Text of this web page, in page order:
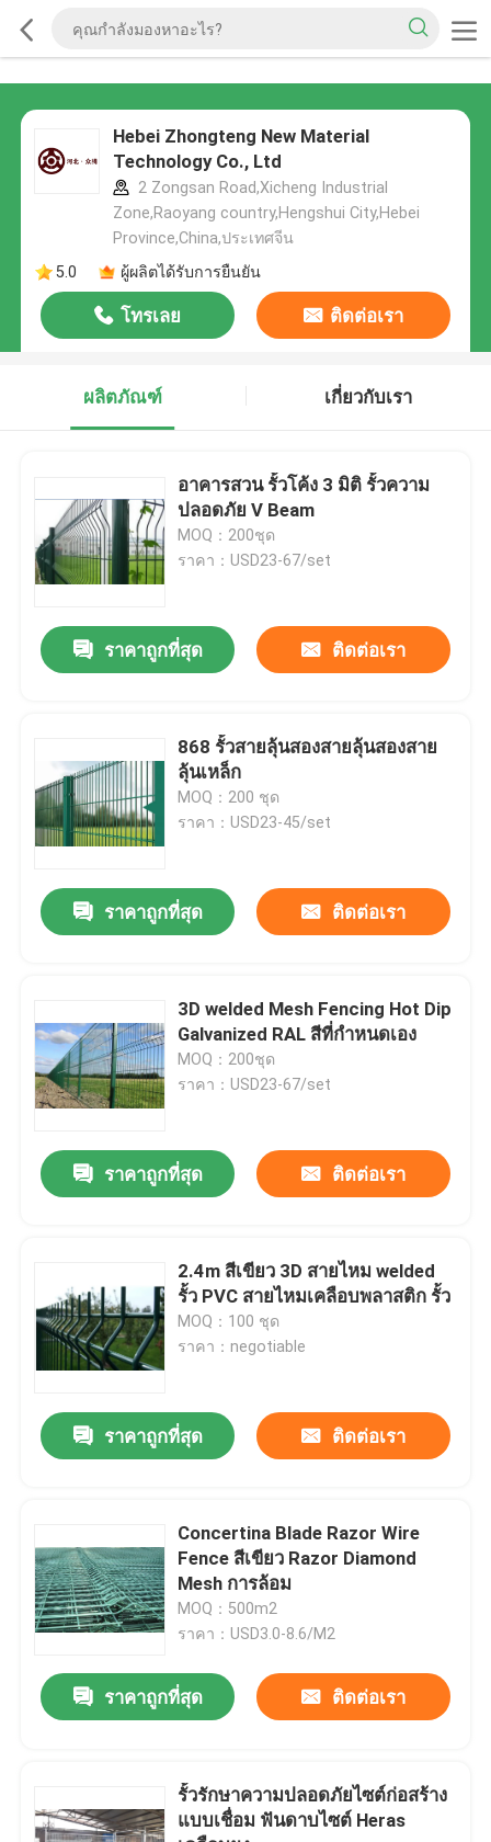
Hebei Zhongteng New Material
Technology Co., Ltd
2 Zongsan Road,Xicheng Industrial
Zone,Raoyang country,Hengshui City,Hebei
Province,China,ประเทศจีน
5.0
ผู้ผลิตได้รับการยืนยัน
โทรเลย ติดต่อเรา
ผลิตภัณฑ์ เกี่ยวกับเรา
อาคารสวน รั้วโค้ง 3 มิติ รั้วความ
ปลอดภัย V Beam
MOQ：200ชุด
ราคา：USD23-67/set
ราคาถูกที่สุด ติดต่อเรา
868 รั้วสายลุ้นสองสายลุ้นสองสาย
ลุ้นเหล็ก
MOQ：200 ชุด
ราคา：USD23-45/set
ราคาถูกที่สุด ติดต่อเรา
3D welded Mesh Fencing Hot Dip
Galvanized RAL สีที่กําหนดเอง
MOQ：200ชุด
ราคา：USD23-67/set
ราคาถูกที่สุด ติดต่อเรา
2.4m สีเขียว 3D สายไหม welded
รั้ว PVC สายไหมเคลือบพลาสติก รั้ว
MOQ：100 ชุด
ราคา：negotiable
ราคาถูกที่สุด ติดต่อเรา
Concertina Blade Razor Wire
Fence สีเขียว Razor Diamond
Mesh การล้อม
MOQ：500m2
ราคา：USD3.0-8.6/M2
ราคาถูกที่สุด ติดต่อเรา
รั้วรักษาความปลอดภัยไซต์ก่อสร้าง
แบบเชื่อม ฟันดาบไซต์ Heras